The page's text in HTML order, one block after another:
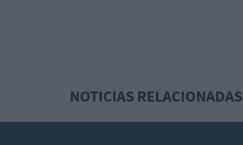
NOTICIAS RELACIONADAS